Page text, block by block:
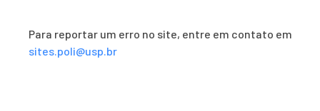
Para reportar um erro no site, entre em contato em
sites.poli@usp.br